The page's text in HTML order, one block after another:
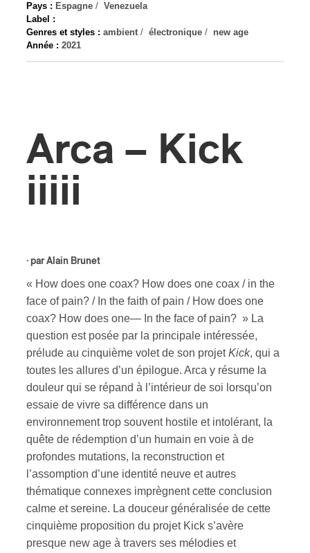
Pays : Espagne / Venezuela
Label :
Genres et styles : ambient/ électronique / new age
Année : 2021
Arca – Kick
iiiii
· parAlain Brunet
« How does one coax? How does one coax / in the
face of pain? / In the faith of pain / How does one
coax? How does one— In the face of pain? » La
question est posée par la principale intéressée,
prélude au cinquième volet de son projetKick, qui a
toutes les allures d’un épilogue. Arca y résume la
douleur qui se répand à l’intérieur de soi lorsqu’on
essaie de vivre sa différence dans un
environnement trop souvent hostile et intolérant, la
quête de rédemption d’un humain en voie à de
profondes mutations, la reconstruction et
l’assomption d’une identité neuve et autres
thématique connexes imprègnent cette conclusion
calme et sereine. La douceur généralisée de cette
cinquième proposition du projet Kick s’avère
presque new age à travers ses mélodies et